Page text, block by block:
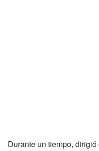
Durante un tiempo,